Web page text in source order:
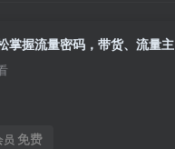
掌握流量密码，带货、流量主
员 免费